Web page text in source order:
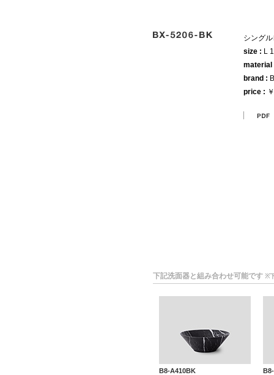
シング
size : L
brand :
price :
下記洗面器と組み合わせ可能です ※
B8-A410BK